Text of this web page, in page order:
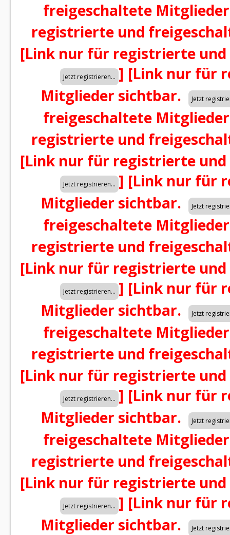
freigeschaltete
registrierte und
[Link nur für registrierte
] [Link nur für
Mitglieder sichtbar.
freigeschaltete
registrierte und
[Link nur für registrierte
] [Link nur für
Mitglieder sichtbar.
freigeschaltete
registrierte und
[Link nur für registrierte
] [Link nur für
Mitglieder sichtbar.
freigeschaltete
registrierte und
[Link nur für registrierte
] [Link nur für
Mitglieder sichtbar.
freigeschaltete
registrierte und
[Link nur für registrierte
] [Link nur für
Mitglieder sichtbar.